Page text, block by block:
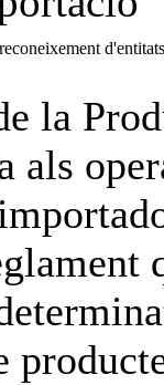
la
als